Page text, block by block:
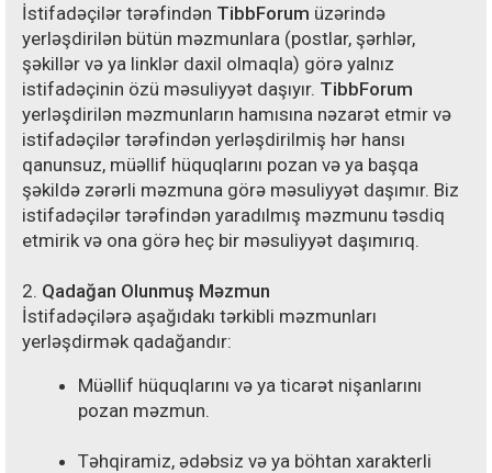
İstifadəçilər tərəfindən TibbForum üzərində
yerləşdirilən bütün məzmunlara (postlar, şərhlər,
şəkillər və ya linklər daxil olmaqla) görə yalnız
istifadəçinin özü məsuliyyət daşıyır. TibbForum
yerləşdirilən məzmunların hamısına nəzarət etmir və
istifadəçilər tərəfindən yerləşdirilmiş hər hansı
qanunsuz, müəllif hüquqlarını pozan və ya başqa
şəkildə zərərli məzmuna görə məsuliyyət daşımır. Biz
istifadəçilər tərəfindən yaradılmış məzmunu təsdiq
etmirik və ona görə heç bir məsuliyyət daşımırıq.
2. Qadağan Olunmuş Məzmun
İstifadəçilərə aşağıdakı tərkibli məzmunları
yerləşdirmək qadağandır:
Müəllif hüquqlarını və ya ticarət nişanlarını
pozan məzmun.
Təhqiramiz, ədəbsiz və ya böhtan xarakterli